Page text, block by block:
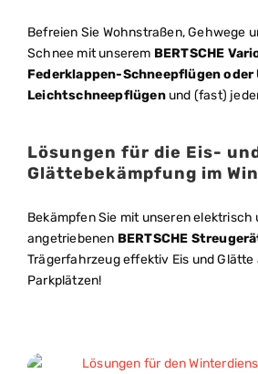
Befreien Sie Wohnstraßen, Gehwege
Schnee mit unserem BERTSCHE
Federklappen-Schneepflügen oder
Leichtschneepflügenund (fast)
Lösungen für die Eis-
Glättebekämpfung im
Bekämpfen Sie mit unseren elektrisch
angetriebenen BERTSCHE
Trägerfahrzeug effektiv Eis und
Parkplätzen!